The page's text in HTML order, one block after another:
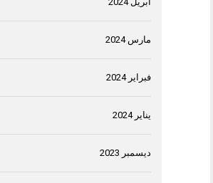
مارس 2024
فبراير 2024
يناير 2024
ديسمبر 2023